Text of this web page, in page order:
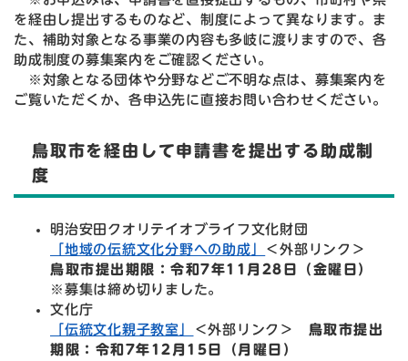
を経由し提出するものなど、制度によって異なります。ま
た、補助対象となる事業の内容も多岐に渡りますので、各
助成制度の募集案内をご確認ください。
※対象となる団体や分野などご不明な点は、募集案内を
ご覧いただくか、各申込先に直接お問い合わせください。
鳥取市を経由して申請書を提出する助成制
度
明治安田クオリテイオブライフ文化財団
「地域の伝統文化分野への助成」
＜外部リンク＞
鳥取市提出期限：令和7年11月28日（金曜日）
※募集は締め切りました。
文化庁
「伝統文化親子教室」
＜外部リンク＞
鳥取市提出
期限：令和7年12月15日（月曜日）